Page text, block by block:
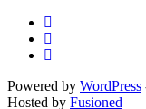
Powered by WordPress
Hosted by Fusioned